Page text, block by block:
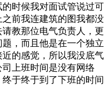
时候我对面试管说过可
前我连建筑的图我都没
教那位电气负责人，更
，而且他是在一个独立
的感觉，所以我没底气
上班时间是没有网络
于终于到了下班的时间